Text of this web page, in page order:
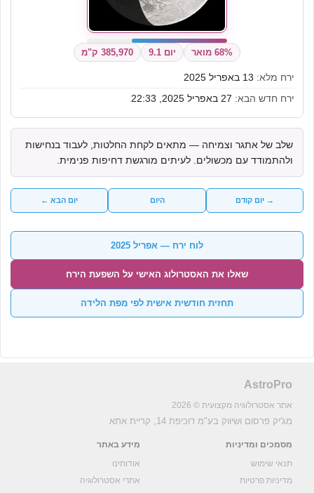
68% מואר יום 9.1 385,970 ק"מ
ירח מלא:
ירח חדש הבא:
שלב של אתגר וצמיחה — מתאים לקחת החלטות, לעבוד בנחישות
ולהתמודד עם מכשולים. לעיתים מורגשת דחיפות פנימית.
→ יום קודם היום יום הבא ←
לוח ירח — אפריל 2025
שאלו את האסטרולוג האישי על השפעת הירח
תחזית חודשית אישית לפי מפת הלידה
AstroPro
אתר אסטרולוגיה מקצועית © 2026
מג'יק פרסום ושיווק בע"מ דוכיפת 14, קריית אתא
מסמכים ומדיניות
תנאי שימוש
מדיניות פרטיות
מידע באתר
אודותינו
אתרי אסטרולוגיה